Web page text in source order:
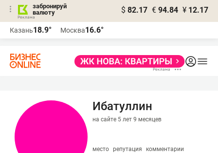
забронируй
валюту
$ 82.17 € 94.84 ¥ 12.17
Казань18.9° Москва16.6°
Ибатуллин
на сайте 5 лет 9 месяцев
место репутация комментарии